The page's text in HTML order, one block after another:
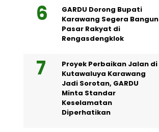
GARDU Dorong Bupati
Karawang Segera Bangun
Pasar Rakyat di
Rengasdengklok
Proyek Perbaikan Jalan di
Kutawaluya Karawang
Jadi Sorotan, GARDU
Minta Standar
Keselamatan
Diperhatikan